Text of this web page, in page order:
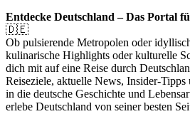
Entdecke Deutschland – Das Portal
🇩🇪
Ob pulsierende Metropolen oder
kulinarische Highlights oder kulturelle
dich mit auf eine Reise durch
Reiseziele, aktuelle News, Insider-
in die deutsche Geschichte und
erlebe Deutschland von seiner besten